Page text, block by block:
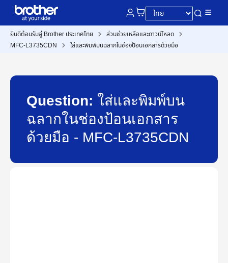
ยินดีต้อนรับสู่ Brother ประเทศไทย
ส่วนช่วยเหลือและดาวน์โหลด
MFC-L3735CDN
ใส่และพิมพ์บนฉลากในช่องป้อนเอกสารด้วยมือ
Question: ใส่และพิมพ์บน
ฉลากในช่องป้อนเอกสาร
ด้วยมือ - MFC-L3735CDN